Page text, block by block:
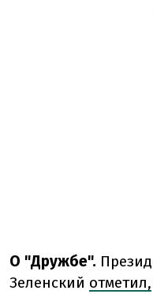
О "Дружбе".
Зеленский отметил,